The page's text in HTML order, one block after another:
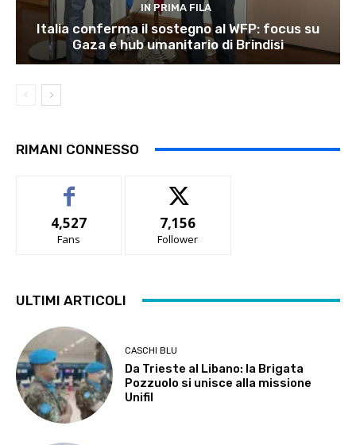
IN PRIMA FILA
Italia conferma il sostegno al WFP: focus su
Gaza e hub umanitario di Brindisi
RIMANI CONNESSO
4,527
Fans
7,156
Follower
ULTIMI ARTICOLI
CASCHI BLU
Da Trieste al Libano: la Brigata
Pozzuolo si unisce alla missione
Unifil